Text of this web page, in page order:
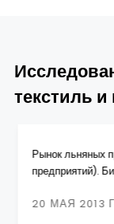
текстиль
Рынок льняных
предприятий).
20 МАЯ 2013